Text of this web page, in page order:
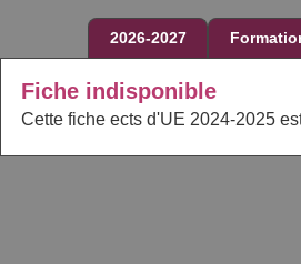
2026-2027
Fiche indisponible
Cette fiche ects d'UE 2024-2025